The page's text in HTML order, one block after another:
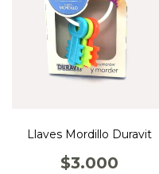
Llaves Mordillo Duravit
$3.000